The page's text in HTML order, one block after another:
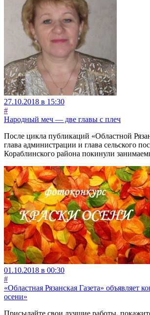
27.10.2018 в 15:30
#
Народный меч — две главы с плеч
После цикла публикаций «Областной
глава администрации и глава сельского
Кораблинского района покинули
01.10.2018 в 00:30
#
«Областная Рязанская Газета» объявляет
осени»
Присылайте свои лучшие работы,